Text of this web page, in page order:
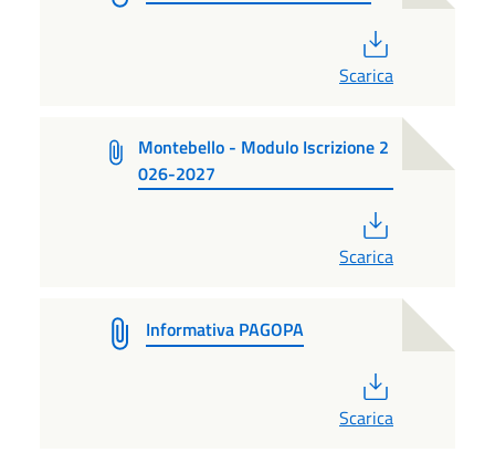
Scarica
Montebello - Modulo Iscrizione 2
026-2027
Scarica
Informativa PAGOPA
Scarica